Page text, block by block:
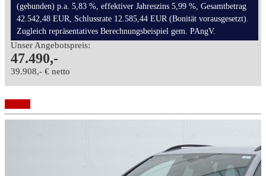
(gebunden) p.a. 5,83 %, effektiver Jahreszins 5,99 %, Gesamtbetrag
42.542,48 EUR, Schlussrate 12.585,44 EUR (Bonität vorausgesetzt).
Zugleich repräsentatives Berechnungsbeispiel gem. PAngV.
Unser Angebotspreis:
47.490,-
39.908,- € netto